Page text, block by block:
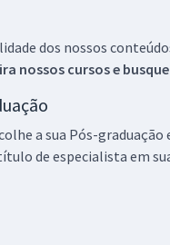
dos nossos
nossos cursos e
a sua Pós-
de especialista em